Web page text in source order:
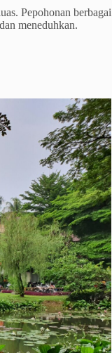
Pepohonan berbagai
meneduhkan.